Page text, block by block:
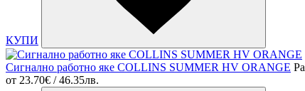
КУПИ
Сигнално работно яке COLLINS SUMMER HV ORANGE
от 23.70€ / 46.35лв.